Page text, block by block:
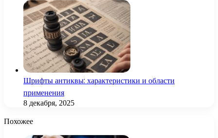
Шрифты антиквы: характеристики и области
применения
8 декабря, 2025
Похожее